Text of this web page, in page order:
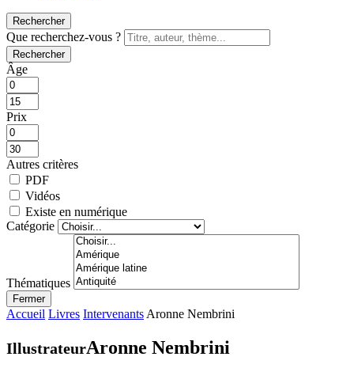
Rechercher
Que recherchez-vous ?
Rechercher
Âge
Prix
Autres critères
PDF
Vidéos
Existe en numérique
Catégorie
Thématiques
Fermer
Accueil Livres Intervenants Aronne Nembrini
IllustrateurAronne Nembrini